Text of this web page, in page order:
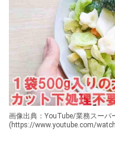
画像出典：YouTube/業務スーパ
(https://www.youtube.com/